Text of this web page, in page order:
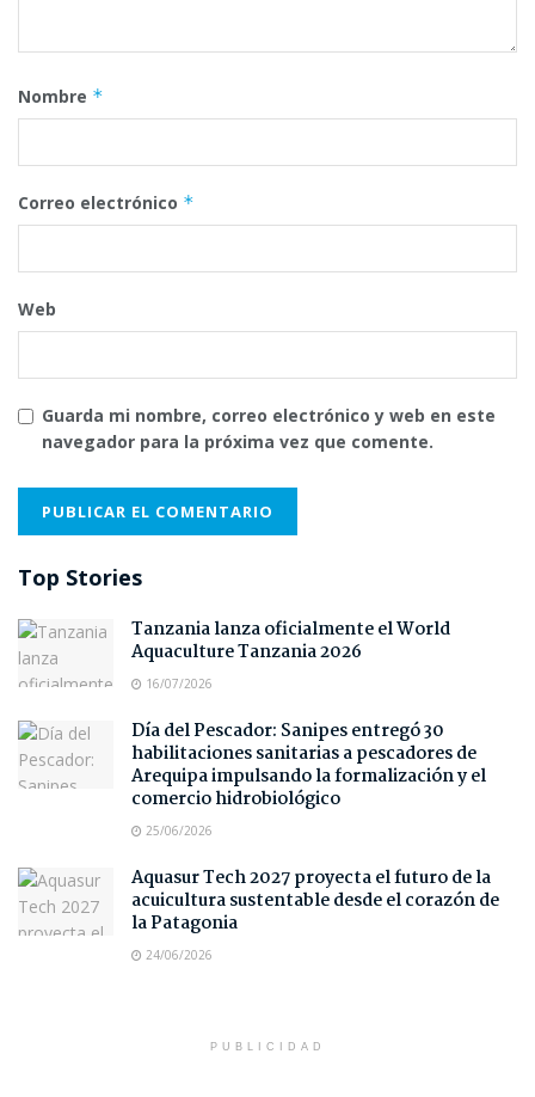
Nombre *
Correo electrónico *
Web
Guarda mi nombre, correo electrónico y web en este
navegador para la próxima vez que comente.
Top Stories
Tanzania lanza oficialmente el World
Aquaculture Tanzania 2026
16/07/2026
Día del Pescador: Sanipes entregó 30
habilitaciones sanitarias a pescadores de
Arequipa impulsando la formalización y el
comercio hidrobiológico
25/06/2026
Aquasur Tech 2027 proyecta el futuro de la
acuicultura sustentable desde el corazón de
la Patagonia
24/06/2026
PUBLICIDAD